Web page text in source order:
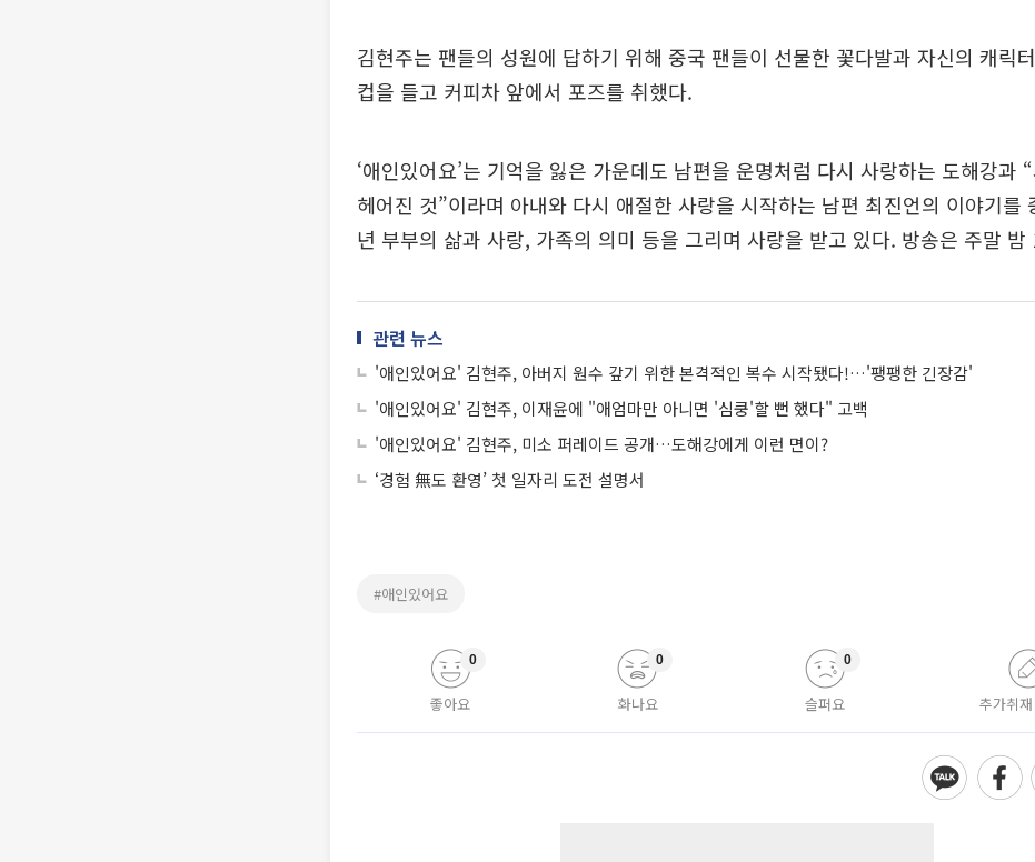
김현주는 팬들의 성원에 답하기 위해 중국 팬들이 선물한 꽃다발과 자신의 캐릭
컵을 들고 커피차 앞에서 포즈를 취했다.
‘애인있어요’는 기억을 잃은 가운데도 남편을 운명처럼 다시 사랑하는 도해강과
헤어진 것”이라며 아내와 다시 애절한 사랑을 시작하는 남편 최진언의 이야기를
년 부부의 삶과 사랑, 가족의 의미 등을 그리며 사랑을 받고 있다. 방송은 주말 밤
관련 뉴스
'애인있어요' 김현주, 아버지 원수 갚기 위한 본격적인 복수 시작됐다!…'팽팽한 긴장감'
'애인있어요' 김현주, 이재윤에 "애엄마만 아니면 '심쿵'할 뻔 했다" 고백
'애인있어요' 김현주, 미소 퍼레이드 공개…도해강에게 이런 면이?
‘경험 無도 환영’ 첫 일자리 도전 설명서
#애인있어요
좋아요
0
화나요
0
슬퍼요
0
추가취